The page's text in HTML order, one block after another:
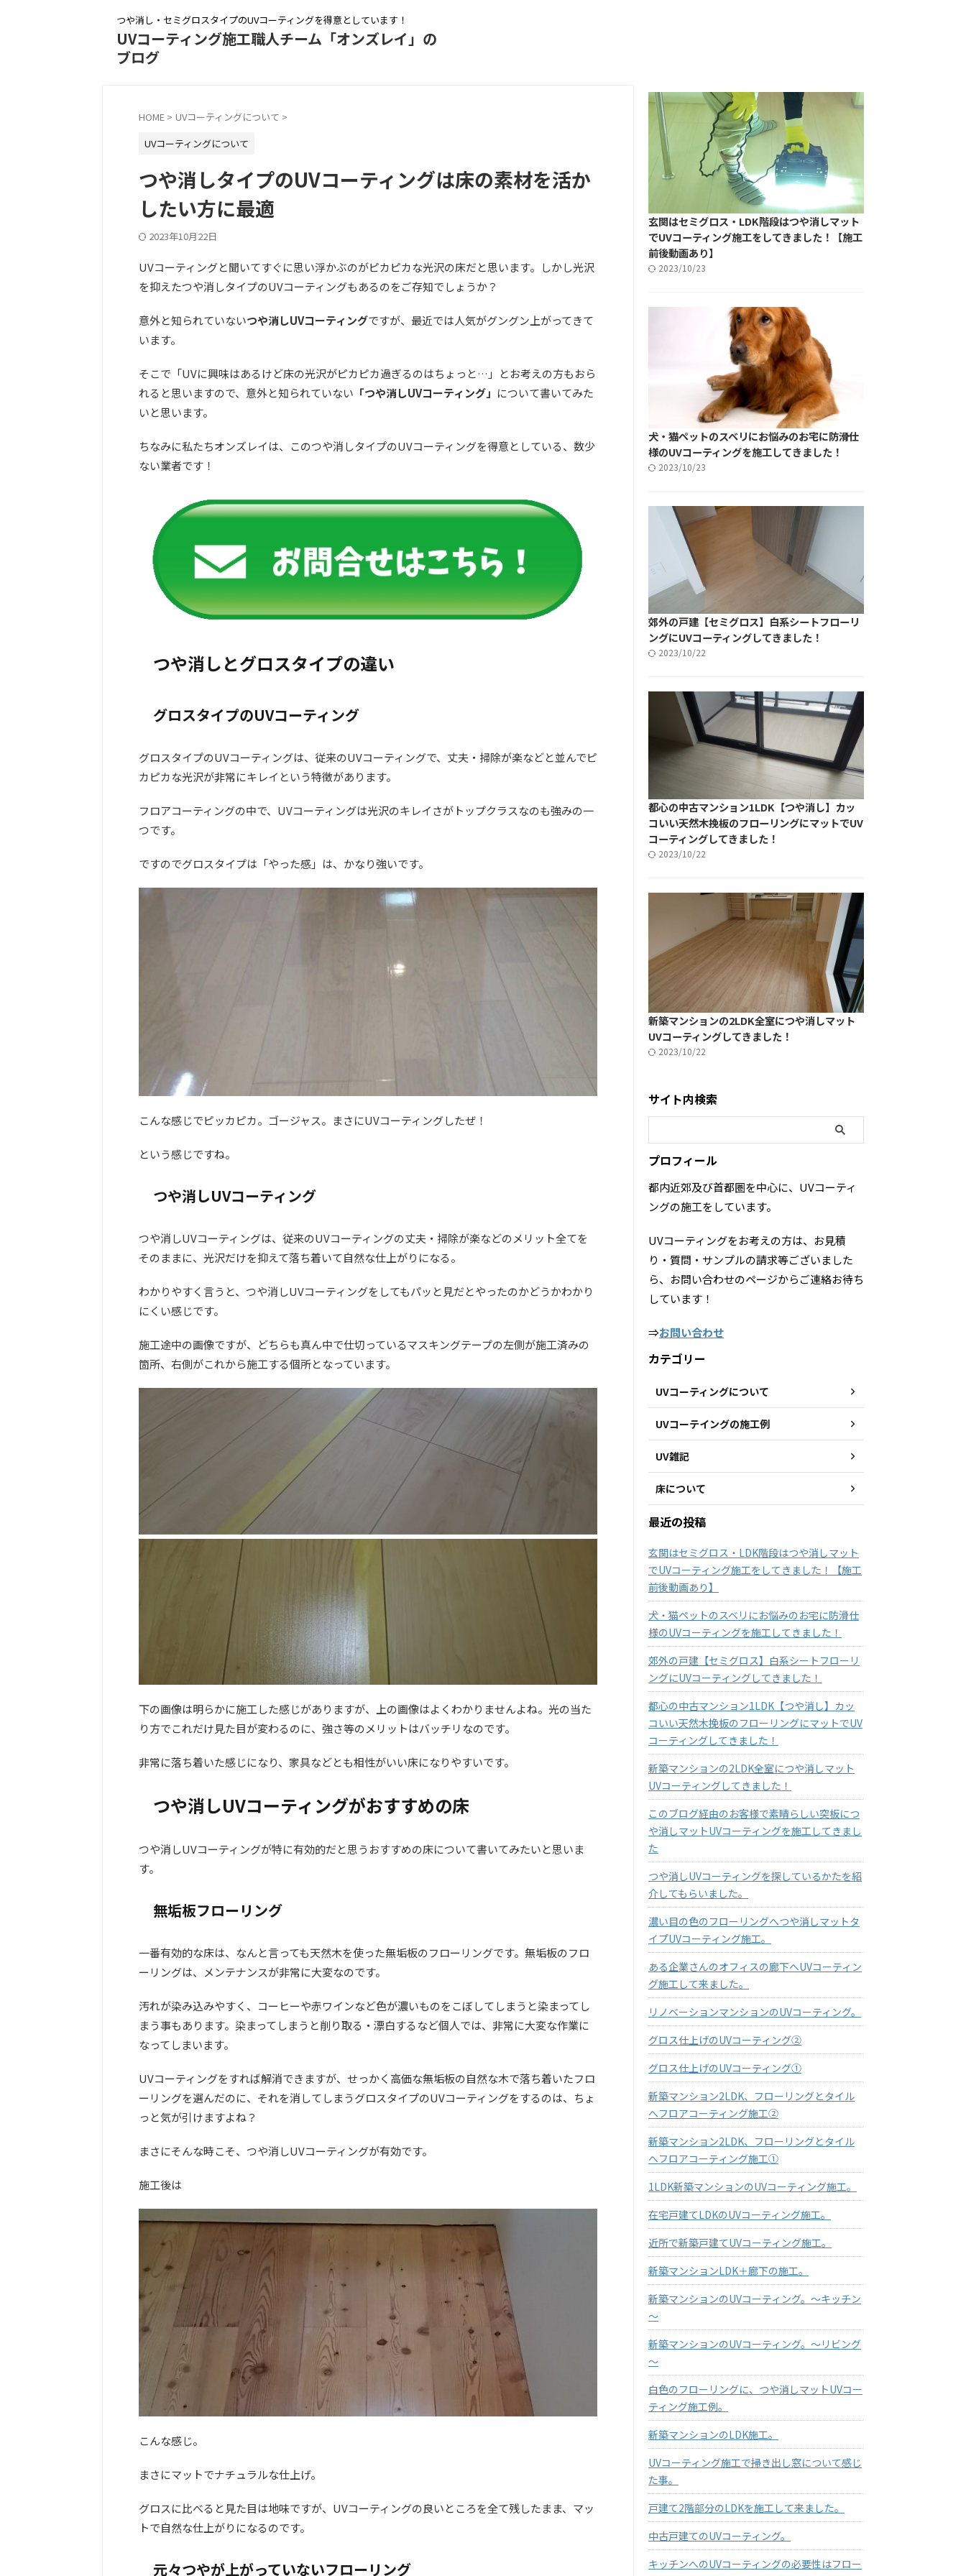
つや消し・セミグロスタイプのUVコーティングを得意としています！
UVコーティング施工職人チーム「オンズレイ」の
ブログ
HOME > UVコーティングについて >
UVコーティングについて
つや消しタイプのUVコーティングは床の素材を活か
したい方に最適
2023年10月22日
UVコーティングと聞いてすぐに思い浮かぶのがピカピカな光沢の床だと思います。しかし光沢
を抑えたつや消しタイプのUVコーティングもあるのをご存知でしょうか？
意外と知られていないつや消しUVコーティングですが、最近では人気がグングン上がってきて
います。
そこで「UVに興味はあるけど床の光沢がピカピカ過ぎるのはちょっと…」とお考えの方もおら
れると思いますので、意外と知られていない 「つや消しUVコーティング」 について書いてみた
いと思います。
ちなみに私たちオンズレイは、このつや消しタイプのUVコーティングを得意としている、数少
ない業者です！
つや消しとグロスタイプの違い
グロスタイプのUVコーティング
グロスタイプのUVコーティングは、従来のUVコーティングで、丈夫・掃除が楽などと並んでピ
カピカな光沢が非常にキレイという特徴があります。
フロアコーティングの中で、UVコーティングは光沢のキレイさがトップクラスなのも強みの一
つです。
ですのでグロスタイプは「やった感」は、かなり強いです。
こんな感じでピッカピカ。ゴージャス。まさにUVコーティングしたぜ！
という感じですね。
つや消しUVコーティング
つや消しUVコーティングは、従来のUVコーティングの丈夫・掃除が楽などのメリット全てを
そのままに、光沢だけを抑えて落ち着いて自然な仕上がりになる。
わかりやすく言うと、つや消しUVコーティングをしてもパッと見だとやったのかどうかわかり
にくい感じです。
施工途中の画像ですが、どちらも真ん中で仕切っているマスキングテープの左側が施工済みの
箇所、右側がこれから施工する個所となっています。
下の画像は明らかに施工した感じがありますが、上の画像はよくわかりませんよね。光の当た
り方でこれだけ見た目が変わるのに、強さ等のメリットはバッチリなのです。
非常に落ち着いた感じになり、家具などとも相性がいい床になりやすいです。
つや消しUVコーティングがおすすめの床
つや消しUVコーティングが特に有効的だと思うおすすめの床について書いてみたいと思いま
す。
無垢板フローリング
一番有効的な床は、なんと言っても天然木を使った無垢板のフローリングです。無垢板のフロ
ーリングは、メンテナンスが非常に大変なのです。
汚れが染み込みやすく、コーヒーや赤ワインなど色が濃いものをこぼしてしまうと染まってし
まう事もあります。染まってしまうと削り取る・漂白するなど個人では、非常に大変な作業に
なってしまいます。
UVコーティングをすれば解消できますが、せっかく高価な無垢板の自然な木で落ち着いたフロ
ーリングを選んだのに、それを消してしまうグロスタイプのUVコーティングをするのは、ちょ
っと気が引けますよね？
まさにそんな時こそ、つや消しUVコーティングが有効です。
施工後は
こんな感じ。
まさにマットでナチュラルな仕上げ。
グロスに比べると見た目は地味ですが、UVコーティングの良いところを全て残したまま、マッ
トで自然な仕上がりになるのです。
元々つやが上がっていないフローリング
玄関はセミグロス・LDK階段はつや消しマット
でUVコーティング施工をしてきました！【施工
前後動画あり】
2023/10/23
犬・猫ペットのスベリにお悩みのお宅に防滑仕
様のUVコーティングを施工してきました！
2023/10/23
郊外の戸建【セミグロス】白系シートフローリ
ングにUVコーティングしてきました！
2023/10/22
都心の中古マンション1LDK【つや消し】カッ
コいい天然木挽板のフローリングにマットでUV
コーティングしてきました！
2023/10/22
新築マンションの2LDK全室につや消しマット
UVコーティングしてきました！
2023/10/22
サイト内検索
プロフィール
都内近郊及び首都圏を中心に、UVコーティ
ングの施工をしています。
UVコーティングをお考えの方は、お見積
り・質問・サンプルの請求等ございました
ら、お問い合わせのページからご連絡お待ち
しています！
⇒お問い合わせ
カテゴリー
UVコーティングについて
UVコーテイングの施工例
UV雑記
床について
最近の投稿
玄関はセミグロス・LDK階段はつや消しマット
でUVコーティング施工をしてきました！【施工
前後動画あり】
犬・猫ペットのスベリにお悩みのお宅に防滑仕
様のUVコーティングを施工してきました！
郊外の戸建【セミグロス】白系シートフローリ
ングにUVコーティングしてきました！
都心の中古マンション1LDK【つや消し】カッ
コいい天然木挽板のフローリングにマットでUV
コーティングしてきました！
新築マンションの2LDK全室につや消しマット
UVコーティングしてきました！
このブログ経由のお客様で素晴らしい突板につ
や消しマットUVコーティングを施工してきまし
た
つや消しUVコーティングを探しているかたを紹
介してもらいました。
濃い目の色のフローリングへつや消しマットタ
イプUVコーティング施工。
ある企業さんのオフィスの廊下へUVコーティン
グ施工して来ました。
リノベーションマンションのUVコーティング。
グロス仕上げのUVコーティング②
グロス仕上げのUVコーティング①
新築マンション2LDK、フローリングとタイル
へフロアコーティング施工②
新築マンション2LDK、フローリングとタイル
へフロアコーティング施工①
1LDK新築マンションのUVコーティング施工。
在宅戸建てLDKのUVコーティング施工。
近所で新築戸建てUVコーティング施工。
新築マンションLDK＋廊下の施工。
新築マンションのUVコーティング。～キッチン
～
新築マンションのUVコーティング。～リビング
～
白色のフローリングに、つや消しマットUVコー
ティング施工例。
新築マンションのLDK施工。
UVコーティング施工で掃き出し窓について感じ
た事。
戸建て2階部分のLDKを施工して来ました。
中古戸建てのUVコーティング。
キッチンへのUVコーティングの必要性はフロー